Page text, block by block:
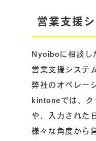
営業支援
Nyoiboに相談し
営業支援システ
弊社のオペレー
kintoneでは、ク
や、入力された
様々な角度から